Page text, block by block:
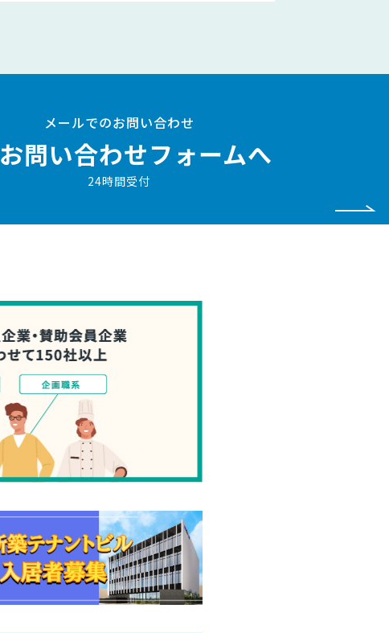
メールでのお問い合わせ
お問い合わせフォームへ
24時間受付